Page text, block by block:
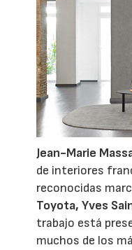
Jean-Marie
de interiores
reconocidas
Toyota, Yves
trabajo está
muchos de los